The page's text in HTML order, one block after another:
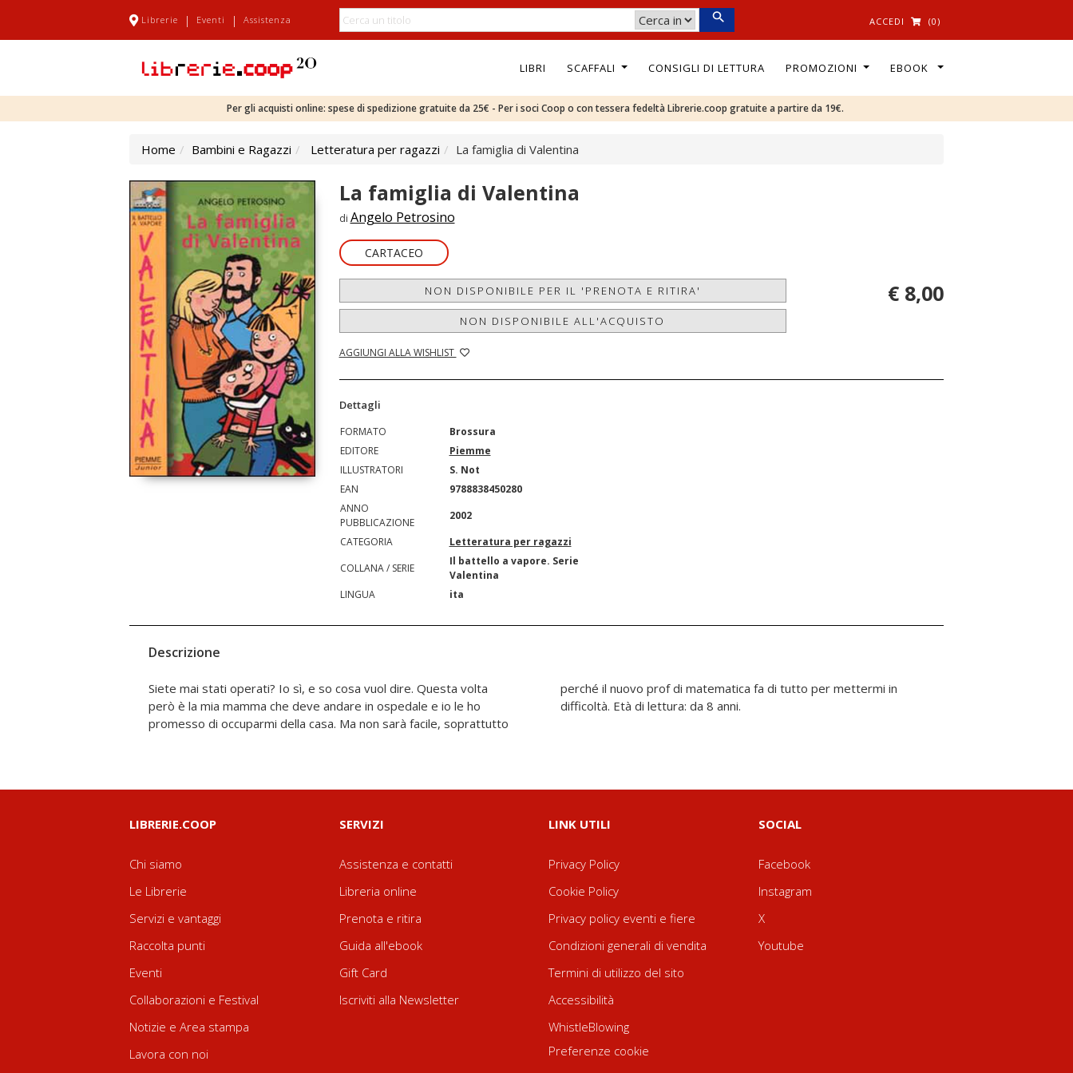
Librerie | Eventi | Assistenza ACCEDI (0)
LIBRI SCAFFALI CONSIGLI DI LETTURA PROMOZIONI EBOOK
Per gli acquisti online: spese di spedizione gratuite da 25€ - Per i soci Coop o con tessera fedeltà Librerie.coop gratuite a partire da 19€.
Home Bambini e Ragazzi Letteratura per ragazzi La famiglia di Valentina
La famiglia di Valentina
di Angelo Petrosino
CARTACEO
NON DISPONIBILE PER IL 'PRENOTA E RITIRA'
NON DISPONIBILE ALL'ACQUISTO
AGGIUNGI ALLA WISHLIST
€ 8,00
Dettagli
FORMATO
Brossura
EDITORE
Piemme
ILLUSTRATORI
S. Not
EAN
9788838450280
ANNO
PUBBLICAZIONE
2002
CATEGORIA
Letteratura per ragazzi
COLLANA / SERIE
Il battello a vapore. Serie
Valentina
LINGUA
ita
Descrizione
Siete mai stati operati? Io sì, e so cosa vuol dire. Questa volta
però è la mia mamma che deve andare in ospedale e io le ho
promesso di occuparmi della casa. Ma non sarà facile, soprattutto
perché il nuovo prof di matematica fa di tutto per mettermi in
difficoltà. Età di lettura: da 8 anni.
LIBRERIE.COOP
Chi siamo
Le Librerie
Servizi e vantaggi
Raccolta punti
Eventi
Collaborazioni e Festival
Notizie e Area stampa
Lavora con noi
SERVIZI
Assistenza e contatti
Libreria online
Prenota e ritira
Guida all'ebook
Gift Card
Iscriviti alla Newsletter
LINK UTILI
Privacy Policy
Cookie Policy
Privacy policy eventi e fiere
Condizioni generali di vendita
Termini di utilizzo del sito
Accessibilità
WhistleBlowing
Preferenze cookie
SOCIAL
Facebook
Instagram
X
Youtube